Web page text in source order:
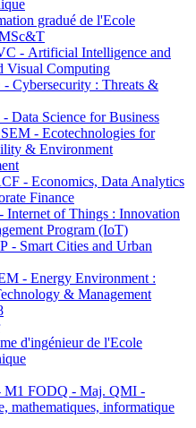
gradué de l'Ecole
- Artificial Intelligence and
Visual Computing
Cybersecurity : Threats &
Data Science for Business
- Ecotechnologies for
& Environment
- Economics, Data Analytics
Finance
of Things : Innovation
Program (IoT)
- Smart Cities and Urban
- Energy Environment :
& Management
d'ingénieur de l'Ecole
M1 FODQ - Maj. QMI -
mathematiques, informatique